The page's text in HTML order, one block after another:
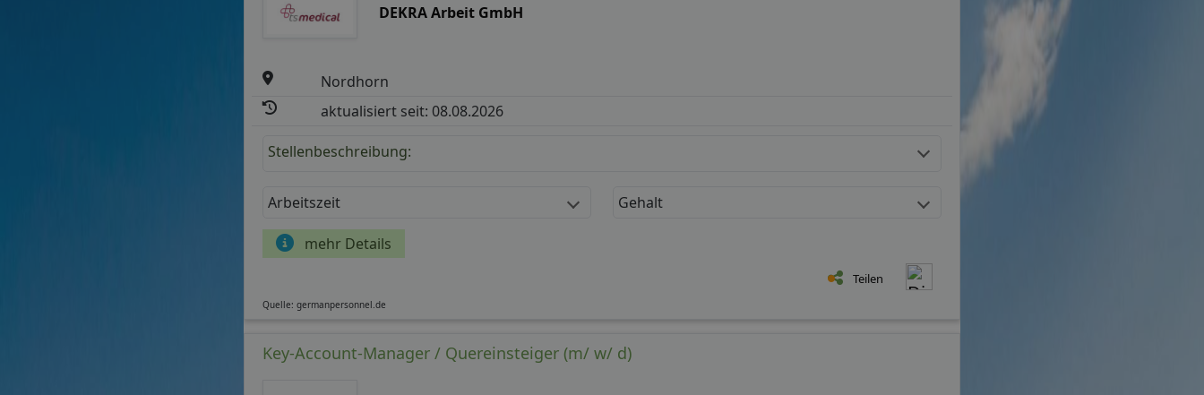
DEKRA Arbeit GmbH
Nordhorn
aktualisiert seit: 08.08.2026
Stellenbeschreibung:
Arbeitszeit Gehalt
mehr Details
Teilen
Quelle: germanpersonnel.de
Key-Account-Manager / Quereinsteiger (m/ w/ d)